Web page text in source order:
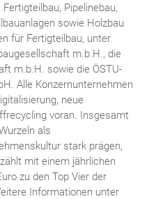
Pipelinebau,
sowie Holzbau
für Fertigteilbau, unter
m.b.H., die
m.b.H. sowie die ÖSTU-
Alle Konzernunternehmen
neue
voran. Insgesamt
als
stark prägen,
mit einem jährlichen
zu den Top Vier der
Informationen unter